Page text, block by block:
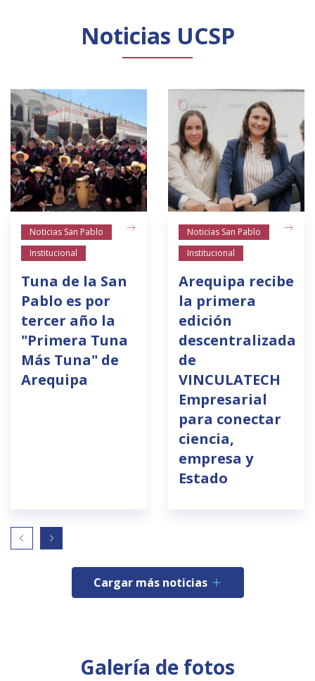
Noticias UCSP
Noticias San Pablo
Institucional
Tuna de la San
Pablo es por
tercer año la
"Primera Tuna
Más Tuna" de
Arequipa
Noticias San Pablo
Institucional
Arequipa recibe
la primera
edición
descentralizada
de
VINCULATECH
Empresarial
para conectar
ciencia,
empresa y
Estado
Cargar más noticias
Galería de fotos